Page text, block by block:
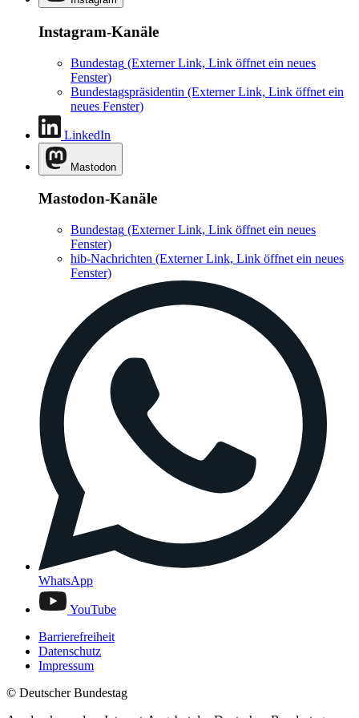
Instagram-Kanäle
Bundestag (Externer Link, Link öffnet ein neues
Fenster)
Bundestagspräsidentin (Externer Link, Link öffnet ein
neues Fenster)
LinkedIn
Mastodon
Mastodon-Kanäle
Bundestag (Externer Link, Link öffnet ein neues
Fenster)
hib-Nachrichten (Externer Link, Link öffnet ein neues
Fenster)
WhatsApp
YouTube
Barrierefreiheit
Datenschutz
Impressum
© Deutscher Bundestag